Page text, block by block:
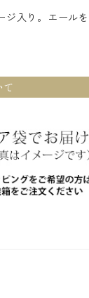
入り。エール